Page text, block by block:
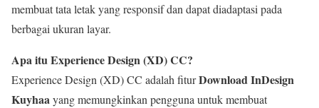
membuat tata letak yang responsif dan dapat diadaptasi pada
berbagai ukuran layar.
Apa itu Experience Design (XD) CC?
Experience Design (XD) CC adalah fiturDownload InDesign
Kuyhaayang memungkinkan pengguna untuk membuat